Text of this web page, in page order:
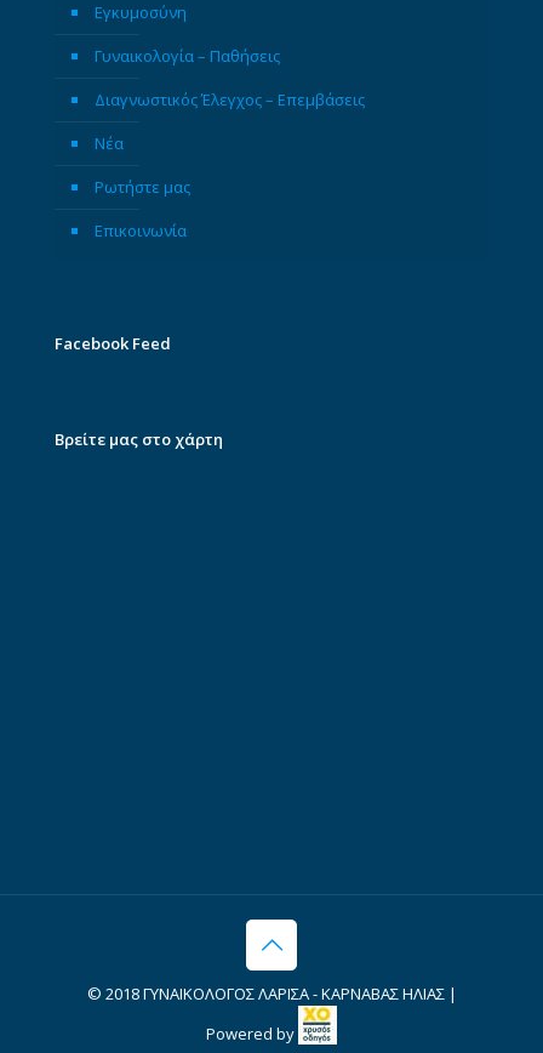
Εγκυμοσύνη
Γυναικολογία – Παθήσεις
Διαγνωστικός Έλεγχος – Επεμβάσεις
Νέα
Ρωτήστε μας
Επικοινωνία
Facebook Feed
Βρείτε μας στο χάρτη
© 2018 ΓΥΝΑΙΚΟΛΟΓΟΣ ΛΑΡΙΣΑ - ΚΑΡΝΑΒΑΣ ΗΛΙΑΣ |
Powered by